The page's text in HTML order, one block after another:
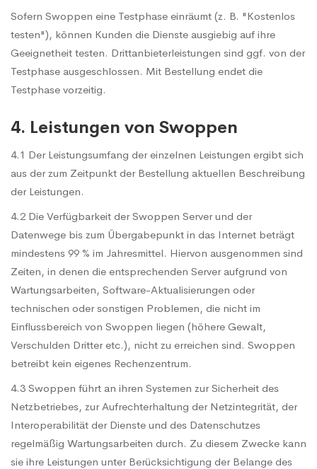
Sofern Swoppen eine Testphase einräumt (z. B. "Kostenlos
testen"), können Kunden die Dienste ausgiebig auf ihre
Geeignetheit testen. Drittanbieterleistungen sind ggf. von der
Testphase ausgeschlossen. Mit Bestellung endet die
Testphase vorzeitig.
4. Leistungen von Swoppen
4.1 Der Leistungsumfang der einzelnen Leistungen ergibt sich
aus der zum Zeitpunkt der Bestellung aktuellen Beschreibung
der Leistungen.
4.2 Die Verfügbarkeit der Swoppen Server und der
Datenwege bis zum Übergabepunkt in das Internet beträgt
mindestens 99 % im Jahresmittel. Hiervon ausgenommen sind
Zeiten, in denen die entsprechenden Server aufgrund von
Wartungsarbeiten, Software-Aktualisierungen oder
technischen oder sonstigen Problemen, die nicht im
Einflussbereich von Swoppen liegen (höhere Gewalt,
Verschulden Dritter etc.), nicht zu erreichen sind. Swoppen
betreibt kein eigenes Rechenzentrum.
4.3 Swoppen führt an ihren Systemen zur Sicherheit des
Netzbetriebes, zur Aufrechterhaltung der Netzintegrität, der
Interoperabilität der Dienste und des Datenschutzes
regelmäßig Wartungsarbeiten durch. Zu diesem Zwecke kann
sie ihre Leistungen unter Berücksichtigung der Belange des